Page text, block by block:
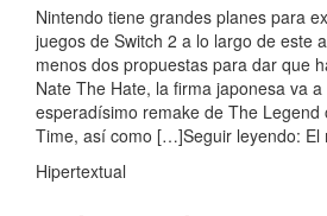
Nintendo tiene grandes planes para
juegos de Switch 2 a lo largo de este
menos dos propuestas para dar que
Nate The Hate, la firma japonesa va a
esperadísimo remake de The Legend
Time, así como […]Seguir leyendo: El
Hipertextual